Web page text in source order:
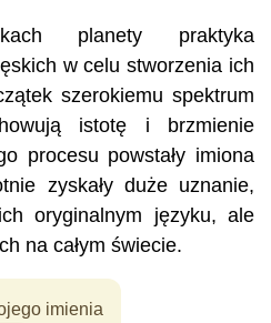
planety praktyka
w celu stworzenia ich
szerokiemu spektrum
istotę i brzmienie
procesu powstały imiona
zyskały duże uznanie,
oryginalnym języku, ale
na całym świecie.
imienia